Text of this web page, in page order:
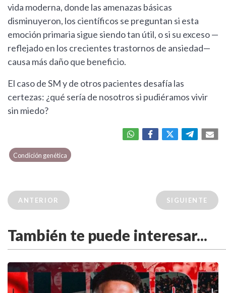
vida moderna, donde las amenazas básicas
disminuyeron, los científicos se preguntan si esta
emoción primaria sigue siendo tan útil, o si su exceso —
reflejado en los crecientes trastornos de ansiedad—
causa más daño que beneficio.
El caso de SM y de otros pacientes desafía las
certezas: ¿qué sería de nosotros si pudiéramos vivir
sin miedo?
Condición genética
ANTERIOR SIGUIENTE
También te puede interesar...